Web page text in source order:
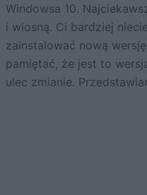
Windowsa 10.
i wiosną. Ci bardziej
zainstalować nową
pamiętać, że jest to
ulec zmianie.